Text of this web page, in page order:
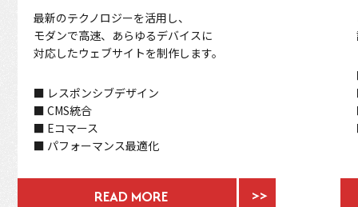
最新のテクノロジーを活用し、
モダンで高速、あらゆるデバイスに
対応したウェブサイトを制作します。
■ レスポンシブデザイン
■ CMS統合
■ Eコマース
■ パフォーマンス最適化
READ MORE